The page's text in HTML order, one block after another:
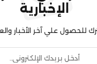
الإخبارية
للحصول علي آخر الأخبار